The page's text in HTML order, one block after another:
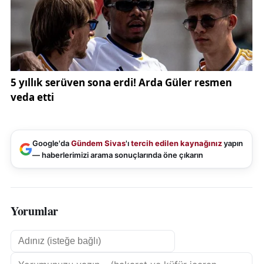
elde etmek isteyen herkesin, devletin belirlediği
yasal yolları izleyerek ve vergisini ödeyerek bu
süreci yürütmesi gerekiyor.
Google'daGündem Sivas'ıtercih edilen kaynağınızyapın
— haberlerimizi arama sonuçlarında öne çıkarın
Yorumlar